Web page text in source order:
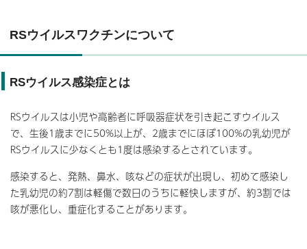
RSウイルスワクチンについて
RSウイルス感染症とは
RSウイルスは小児や高齢者に呼吸器症状を引き起こすウイルス
で、生後1歳までに50%以上が、2歳までにほぼ100%の乳幼児が
RSウイルスに少なくとも1度は感染するとされています。
感染すると、発熱、鼻水、咳などの症状が出現し、初めて感染し
た乳幼児の約7割は軽傷で数日のうちに軽快しますが、約3割では
咳が悪化し、重症化することがあります。